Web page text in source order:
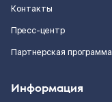
Контакты
Пресс-центр
Партнерская программа
Информация